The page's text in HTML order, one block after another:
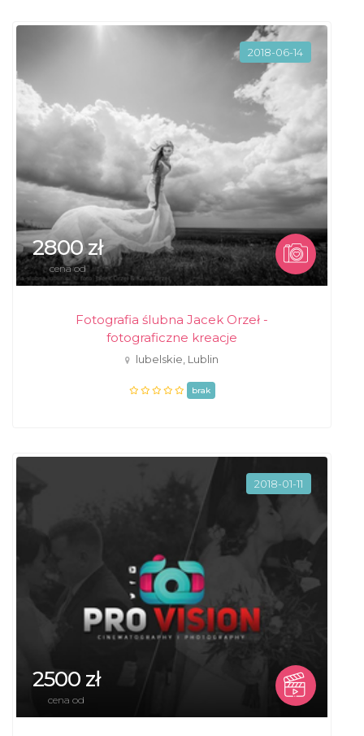
2018-06-14
2800 zł
cena od
Fotografia ślubna Jacek Orzeł -
fotograficzne kreacje
lubelskie, Lublin
brak
2018-01-11
2500 zł
cena od